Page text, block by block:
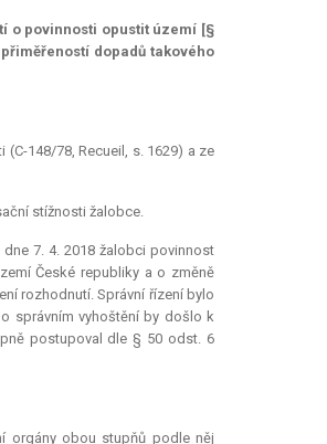
o povinnosti opustit území [§
dopadů takového
(C-148/78, Recueil, s. 1629) a ze
stížnosti žalobce.
7. 4. 2018 žalobci povinnost
České republiky a o změně
rozhodnutí. Správní řízení bylo
správním vyhoštění by došlo k
postupoval dle § 50 odst. 6
orgány obou stupňů podle něj